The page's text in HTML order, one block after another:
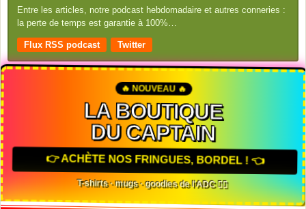
Entre les articles, notre podcast hebdomadaire et autres conneries :
la perte de temps est garantie à 100%…
Flux RSS podcast Twitter
🔥 NOUVEAU 🔥
LA BOUTIQUE
DU CAPTAIN
👉 ACHÈTE NOS FRINGUES, BORDEL ! 👈
T-shirts · mugs · goodies de l'ADC 🏴‍☠️